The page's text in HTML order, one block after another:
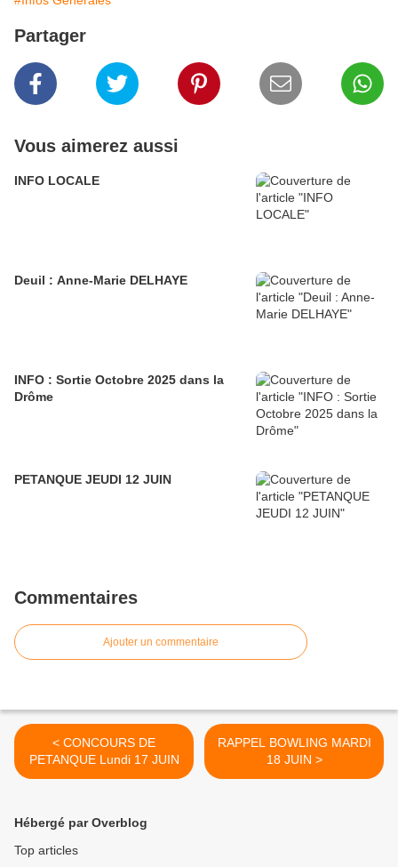
Partager
Vous aimerez aussi
INFO LOCALE
Deuil : Anne-Marie DELHAYE
INFO : Sortie Octobre 2025 dans la
Drôme
PETANQUE JEUDI 12 JUIN
Commentaires
Ajouter un commentaire
< CONCOURS DE
PETANQUE Lundi 17 JUIN
RAPPEL BOWLING MARDI
18 JUIN >
Hébergé par Overblog
Top articles